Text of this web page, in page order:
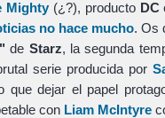
Mighty(¿?), producto DC
no hace mucho. Os
de Starz, la segunda
serie producida por
que dejar el papel
con Liam McIntyre